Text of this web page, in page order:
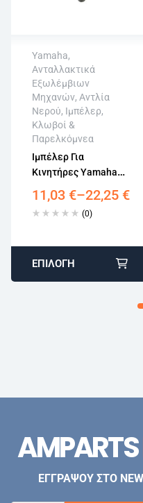
Yamaha,
Ανταλλακτικά
Εξωλέμβιων
Μηχανών, Αντλία
Νερού, Ιμπέλερ,
Κλωβοί &
Παρελκόμνεα
Ιμπέλερ Για
Κινητήρες Yamaha
01
11,03 €–22,25 €
(0)
Άμεση αποστολή
Επιστροφή εντός
15 εργάσιμων
Αγορά χωρίς
εγγραφή
ΕΠΙΛΟΓΉ
AMPARTS
ΕΓΓΡΑΨΟΥ ΣΤΟ